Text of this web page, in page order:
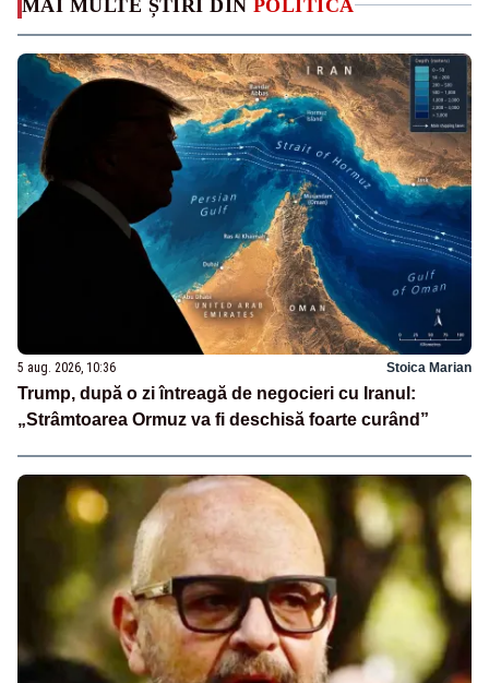
MAI MULTE ȘTIRI DIN POLITICA
5 aug. 2026, 10:36 Stoica Marian
Trump, după o zi întreagă de negocieri cu Iranul:
„Strâmtoarea Ormuz va fi deschisă foarte curând”